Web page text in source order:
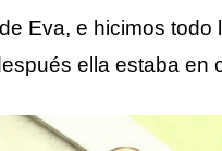
Eva, e hicimos
ella estaba en